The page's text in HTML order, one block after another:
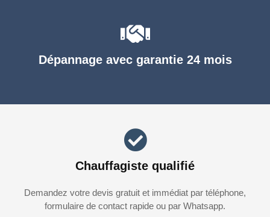
Dépannage avec garantie 24 mois
Chauffagiste qualifié
Demandez votre devis gratuit et immédiat par téléphone,
formulaire de contact rapide ou par Whatsapp.